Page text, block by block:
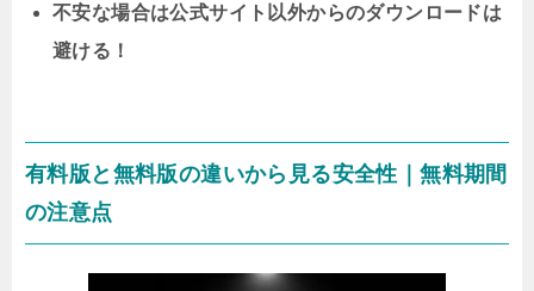
不安な場合は公式サイト以外からのダウンロードは
避ける！
有料版と無料版の違いから見る安全性｜無料期間
の注意点